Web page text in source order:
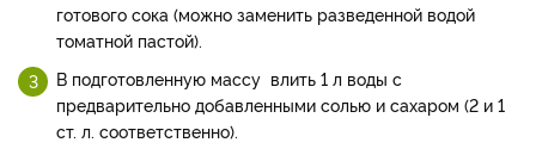
готового сока (можно заменить разведенной водой
томатной пастой).
В подготовленную массу влить 1 л воды с
предварительно добавленными солью и сахаром (2 и 1
ст. л. соответственно).